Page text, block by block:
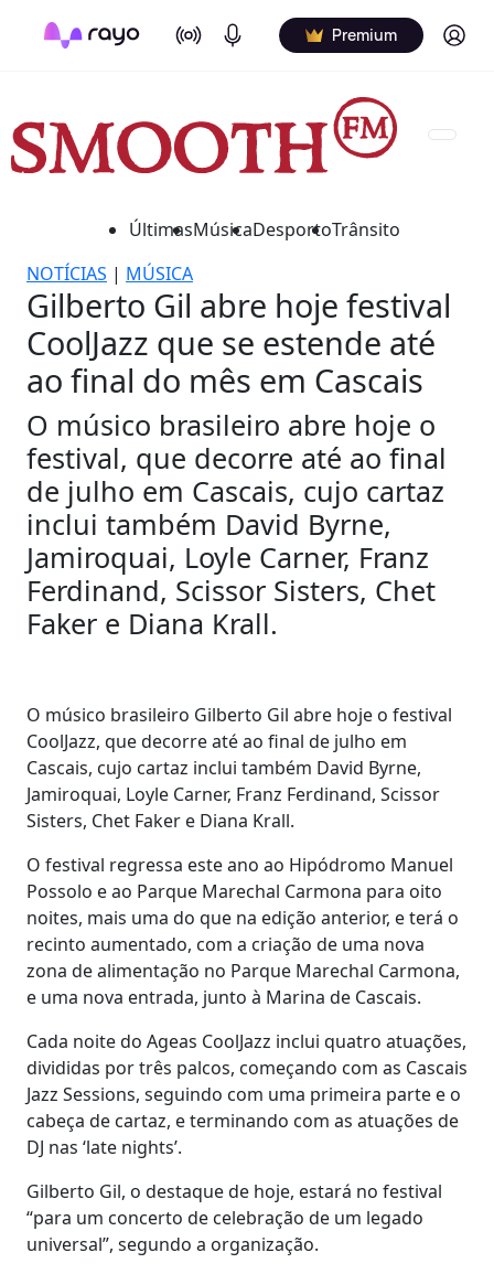
On Air Podcasts Premium Log in
ÚltimasMúsicaDesportoTrânsito
NOTÍCIAS | MÚSICA
Gilberto Gil abre hoje festival
CoolJazz que se estende até
ao final do mês em Cascais
O músico brasileiro abre hoje o
festival, que decorre até ao final
de julho em Cascais, cujo cartaz
inclui também David Byrne,
Jamiroquai, Loyle Carner, Franz
Ferdinand, Scissor Sisters, Chet
Faker e Diana Krall.
O músico brasileiro Gilberto Gil abre hoje o festival
CoolJazz, que decorre até ao final de julho em
Cascais, cujo cartaz inclui também David Byrne,
Jamiroquai, Loyle Carner, Franz Ferdinand, Scissor
Sisters, Chet Faker e Diana Krall.
O festival regressa este ano ao Hipódromo Manuel
Possolo e ao Parque Marechal Carmona para oito
noites, mais uma do que na edição anterior, e terá o
recinto aumentado, com a criação de uma nova
zona de alimentação no Parque Marechal Carmona,
e uma nova entrada, junto à Marina de Cascais.
Cada noite do Ageas CoolJazz inclui quatro atuações,
divididas por três palcos, começando com as Cascais
Jazz Sessions, seguindo com uma primeira parte e o
cabeça de cartaz, e terminando com as atuações de
DJ nas ‘late nights’.
Gilberto Gil, o destaque de hoje, estará no festival
“para um concerto de celebração de um legado
universal”, segundo a organização.